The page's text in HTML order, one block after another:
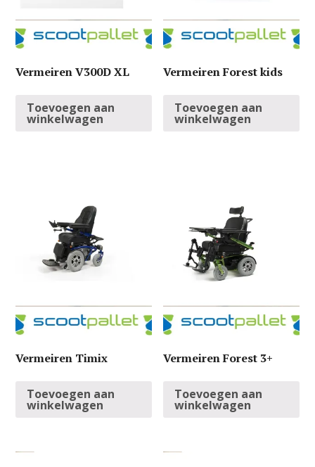
Vermeiren V300D XL
Toevoegen aan
winkelwagen
Vermeiren Forest kids
Toevoegen aan
winkelwagen
Vermeiren Timix
Toevoegen aan
winkelwagen
Vermeiren Forest 3+
Toevoegen aan
winkelwagen